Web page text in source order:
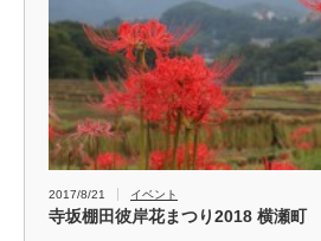
2017/8/21 イベント
寺坂棚田彼岸花まつり2018 横瀬町